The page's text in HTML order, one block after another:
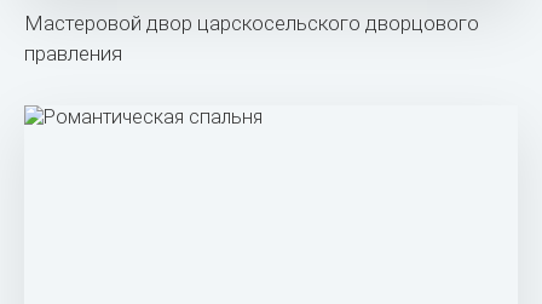
Мастеровой двор царскосельского дворцового
правления